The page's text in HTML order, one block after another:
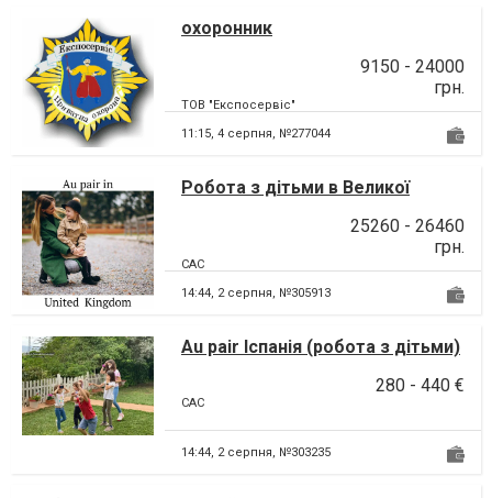
охоронник
9150 - 24000
грн.
ТОВ "Експосервіс"
11:15, 4 серпня, №277044
Робота з дітьми в Великої
25260 - 26460
грн.
CAC
14:44, 2 серпня, №305913
Au pair Іспанія (робота з дітьми)
280 - 440 €
CAC
14:44, 2 серпня, №303235